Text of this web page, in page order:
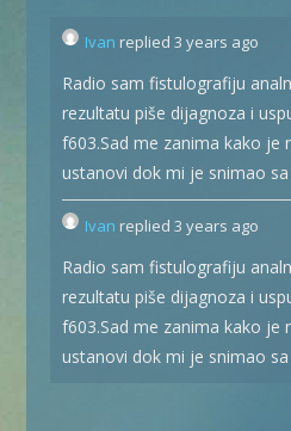
Ivan replied 3 years ago
Radio sam fistulografiju
rezultatu piše dijagnoza i
f603.Sad me zanima kako je
ustanovi dok mi je snimao
Ivan replied 3 years ago
Radio sam fistulografiju
rezultatu piše dijagnoza i
f603.Sad me zanima kako je
ustanovi dok mi je snimao